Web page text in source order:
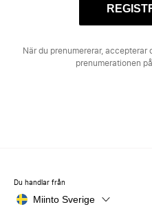
När du prenumererar, accepterar
prenumerationen
Du handlar från
Miinto Sverige